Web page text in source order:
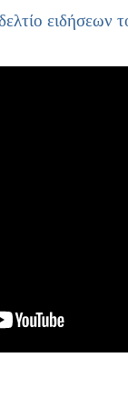
ειδήσεων